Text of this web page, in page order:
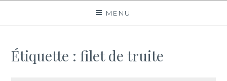
MENU
Étiquette :filet de truite